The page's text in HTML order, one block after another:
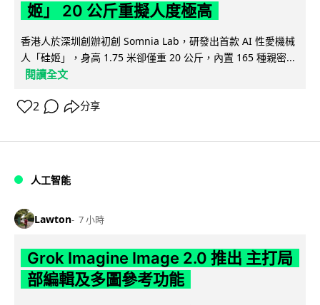
姬」 20 公斤重擬人度極高
香港人於深圳創辦初創 Somnia Lab，研發出首款 AI 性愛機械
人「硅姬」，身高 1.75 米卻僅重 20 公斤，內置 165 種親密...
閱讀全文
2 分享
人工智能
Lawton 7 小時
Grok Imagine Image 2.0 推出 主打局
部編輯及多圖參考功能